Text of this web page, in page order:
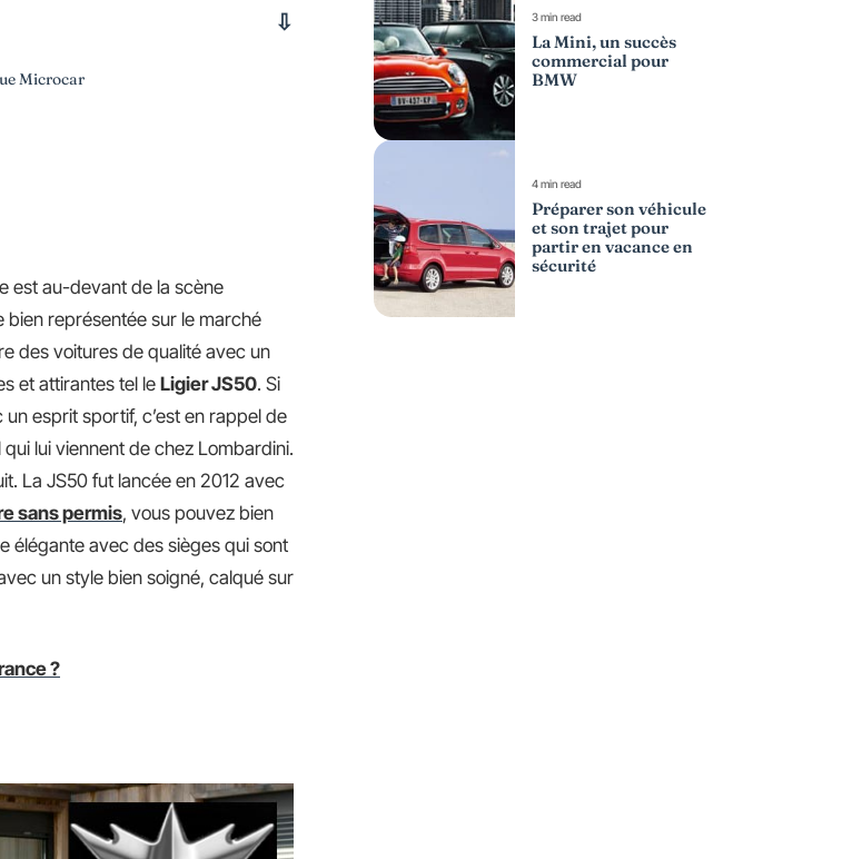
Microcar
est au-devant de la scène
bien représentée sur le marché
des voitures de qualité avec un
et attirantes tel le Ligier JS50. Si
esprit sportif, c’est en rappel de
qui lui viennent de chez Lombardini.
La JS50 fut lancée en 2012 avec
sans permis, vous pouvez bien
élégante avec des sièges qui sont
un style bien soigné, calqué sur
?
3 min read
La Mini, un succès
commercial pour
BMW
4 min read
Préparer son véhicule
et son trajet pour
partir en vacance en
sécurité